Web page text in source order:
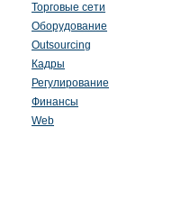
Торговые сети
Оборудование
Outsourcing
Кадры
Регулирование
Финансы
Web